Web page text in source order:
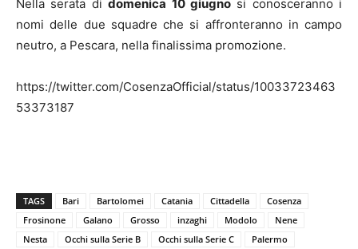
Nella serata didomenica 10 giugnosi conosceranno i
nomi delle due squadre che si affronteranno in campo
neutro, a Pescara, nella finalissima promozione.
https://twitter.com/CosenzaOfficial/status/10033723463
53373187
TAGS Bari Bartolomei Catania Cittadella
Cosenza
Frosinone
Galano Grosso inzaghi Modolo
Nene
Nesta
Occhi sulla Serie B Occhi sulla Serie C
Palermo